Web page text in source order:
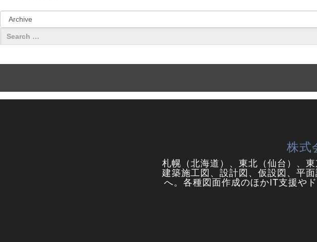
株式
札幌（北海道）、東北（仙台）、
建築施工図、設計図、仮設図、平
へ。各種図面作成のほかIT支援や